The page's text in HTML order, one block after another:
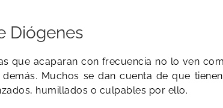
Diógenes
que acaparan con frecuencia no lo ven
Muchos se dan cuenta de que
humillados o culpables por ello.